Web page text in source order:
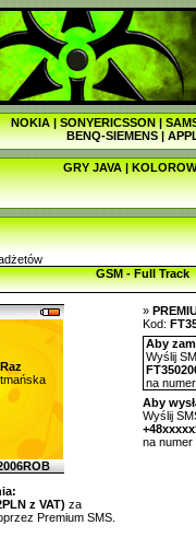
NOKIA|SONYERICSSON|
BENQ-SIEMENS|
GRY JAVA|
GSM - Full Track
z VAT) za
Premium SMS.
»
Kod:
Aby
Wyślij
na
Aby
Wyślij
na numer